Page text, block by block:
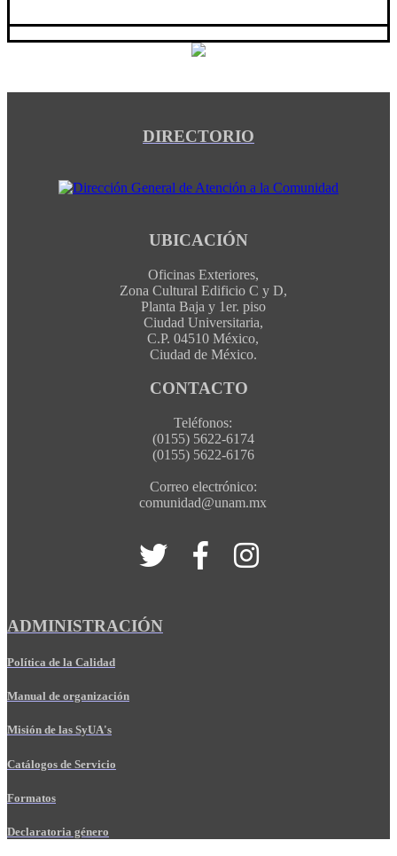
DIRECTORIO
UBICACIÓN
Oficinas Exteriores,
Zona Cultural Edificio C y D,
Planta Baja y 1er. piso
Ciudad Universitaria,
C.P. 04510 México,
Ciudad de México.
CONTACTO
Teléfonos:
(0155) 5622-6174
(0155) 5622-6176
Correo electrónico:
comunidad@unam.mx
ADMINISTRACIÓN
Política de la Calidad
Manual de organización
Misión de las SyUA's
Catálogos de Servicio
Formatos
Declaratoria género